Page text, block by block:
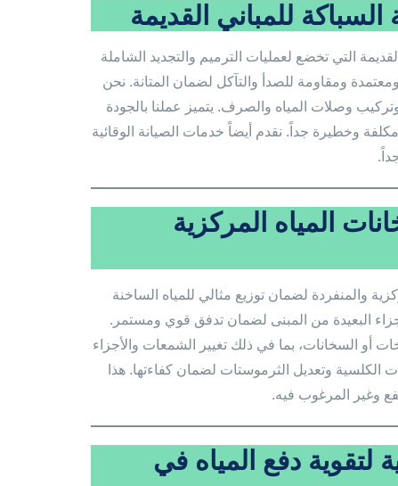
للمباني القديمة
التي تخضع لعمليات الترميم والتجديد الشاملة
ومعتمدة ومقاومة للصدأ والتآكل لضمان المتانة. نحن
وتركيب وصلات المياه والصرف. يتميز عملنا بالجودة
وخطيرة جداً. نقدم أيضاً خدمات الصيانة الوقائية
المياه المركزية
لضمان توزيع مثالي للمياه الساخنة
البعيدة من المبنى لضمان تدفق قوي ومستمر.
أو السخانات، بما في ذلك تغيير الشمعات والأجزاء
الكلسية وتعديل الثرموستات لضمان كفاءتها. هذا
وغير المرغوب فيه.
دفع المياه في